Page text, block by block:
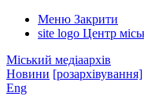
Меню Закрити
site logo Центр
Міський медіаархів
Новини [розархівування]
Eng